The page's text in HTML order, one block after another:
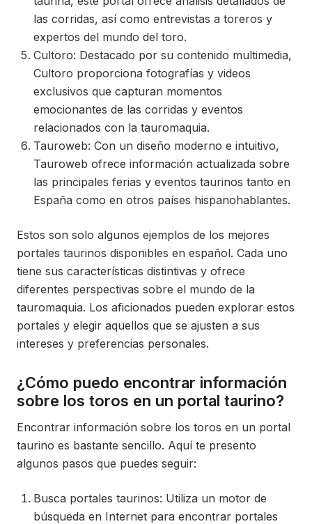
las corridas, así como entrevistas a toreros y
expertos del mundo del toro.
Cultoro: Destacado por su contenido multimedia,
Cultoro proporciona fotografías y videos
exclusivos que capturan momentos
emocionantes de las corridas y eventos
relacionados con la tauromaquia.
Tauroweb: Con un diseño moderno e intuitivo,
Tauroweb ofrece información actualizada sobre
las principales ferias y eventos taurinos tanto en
España como en otros países hispanohablantes.
Estos son solo algunos ejemplos de los mejores
portales taurinos disponibles en español. Cada uno
tiene sus características distintivas y ofrece
diferentes perspectivas sobre el mundo de la
tauromaquia. Los aficionados pueden explorar estos
portales y elegir aquellos que se ajusten a sus
intereses y preferencias personales.
¿Cómo puedo encontrar información
sobre los toros en un portal taurino?
Encontrar información sobre los toros en un portal
taurino es bastante sencillo. Aquí te presento
algunos pasos que puedes seguir:
Busca portales taurinos: Utiliza un motor de
búsqueda en Internet para encontrar portales